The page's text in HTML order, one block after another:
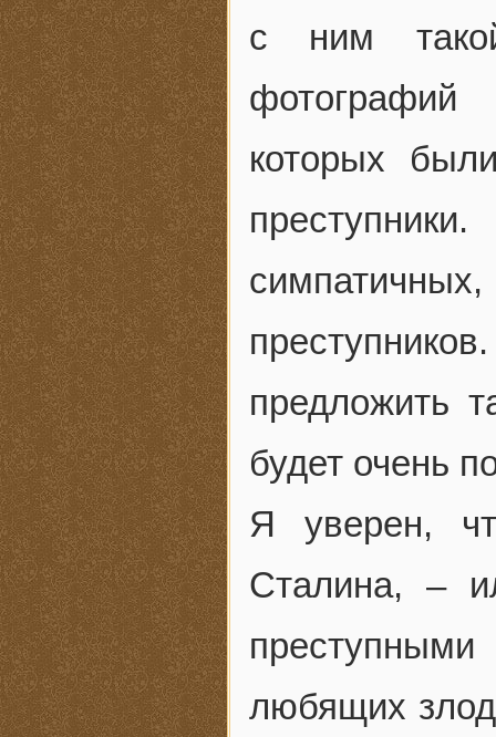
с ним
которых
предложить
будет очень
Я уверен,
Сталина, –
преступными
любящих